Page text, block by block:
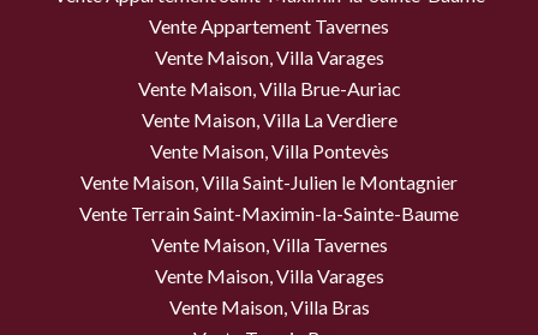
Vente Appartement Tavernes
Vente Maison, Villa Varages
Vente Maison, Villa Brue-Auriac
Vente Maison, Villa La Verdiere
Vente Maison, Villa Pontevès
Vente Maison, Villa Saint-Julien le Montagnier
Vente Terrain Saint-Maximin-la-Sainte-Baume
Vente Maison, Villa Tavernes
Vente Maison, Villa Varages
Vente Maison, Villa Bras